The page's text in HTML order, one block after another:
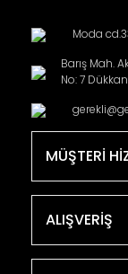
Moda
Barış Mah.
No: 7
MÜŞTERİ
ALIŞVERİŞ